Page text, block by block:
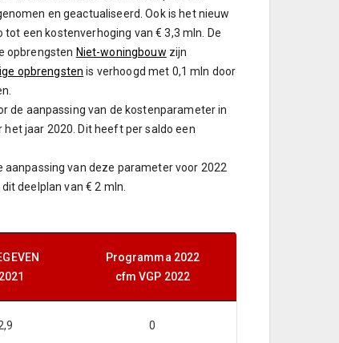
en geactualiseerd. Ook is het nieuw
een kostenverhoging van € 3,3 mln. De
opbrengsten Niet-woningbouw zijn
opbrengsten is verhoogd met 0,1 mln door
de aanpassing van de kostenparameter in
jaar 2020. Dit heeft per saldo een
van deze parameter voor 2022
deelplan van € 2 mln.
Programma 2022
cfm VGP 2022
0